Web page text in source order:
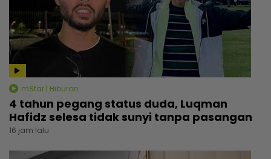
mStar | Hiburan
4 tahun pegang status duda, Luqman
Hafidz selesa tidak sunyi tanpa pasangan
16 jam lalu